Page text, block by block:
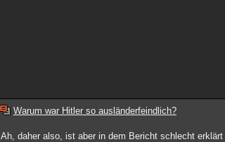
Warum war Hitler so ausländerfeindlich?
Ah, daher also, ist aber in dem Bericht schlecht